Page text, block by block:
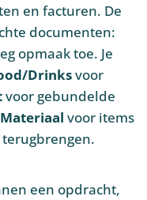
en facturen. De
documenten:
opmaak toe. Je
Drinksvoor
voor gebundelde
Materiaal voor items
een opdracht,